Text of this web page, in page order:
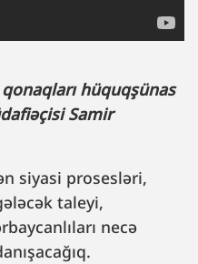
hüquqşünas
Samir
siyasi prosesləri,
taleyi,
necə